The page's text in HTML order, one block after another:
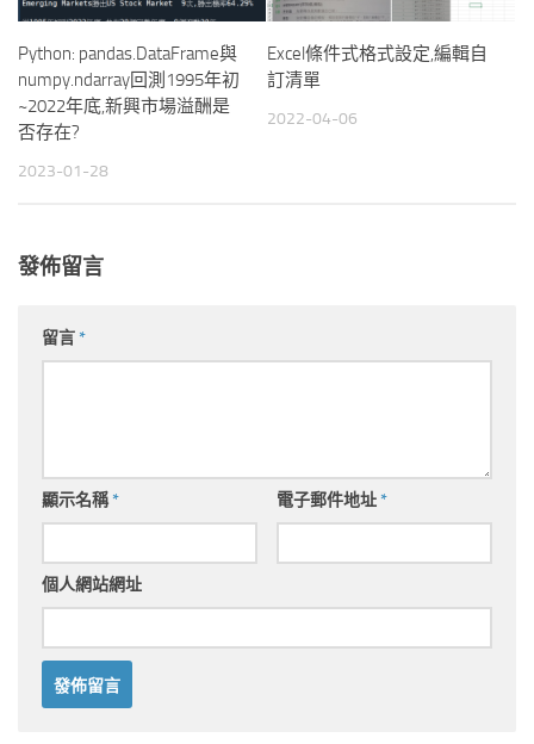
Python: pandas.DataFrame與
numpy.ndarray回測1995年初
~2022年底,新興市場溢酬是
否存在?
2023-01-28
Excel條件式格式設定,編輯自
訂清單
2022-04-06
發佈留言
留言*
顯示名稱* 電子郵件地址*
個人網站網址